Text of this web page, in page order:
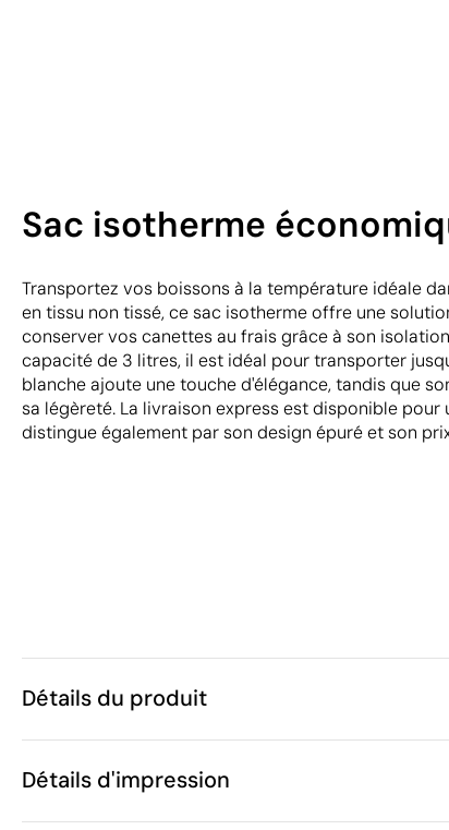
Sac isotherme
Transportez vos boissons à la température idéale
en tissu non tissé, ce sac isotherme offre une
conserver vos canettes au frais grâce à son
capacité de 3 litres, il est idéal pour transporter
blanche ajoute une touche d'élégance, tandis que
sa légèreté. La livraison express est disponible pour
distingue également par son design épuré et son
Détails du produit
Caractéristiques
Code du produit
Détails d'impression